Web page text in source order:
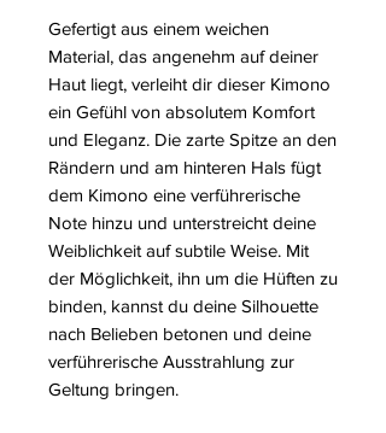
Gefertigt aus einem weichen
Material, das angenehm auf deiner
Haut liegt, verleiht dir dieser Kimono
ein Gefühl von absolutem Komfort
und Eleganz. Die zarte Spitze an den
Rändern und am hinteren Hals fügt
dem Kimono eine verführerische
Note hinzu und unterstreicht deine
Weiblichkeit auf subtile Weise. Mit
der Möglichkeit, ihn um die Hüften zu
binden, kannst du deine Silhouette
nach Belieben betonen und deine
verführerische Ausstrahlung zur
Geltung bringen.